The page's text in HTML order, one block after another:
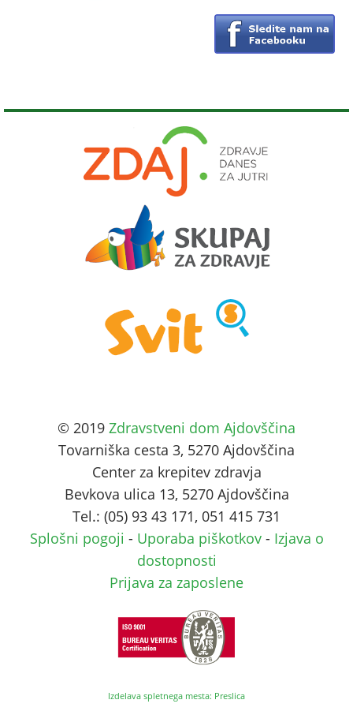
© 2019 Zdravstveni dom Ajdovščina
Tovarniška cesta 3, 5270 Ajdovščina
Center za krepitev zdravja
Bevkova ulica 13, 5270 Ajdovščina
Tel.: (05) 93 43 171, 051 415 731
Splošni pogoji - Uporaba piškotkov- Izjava o
dostopnosti
Prijava za zaposlene
Izdelava spletnega mesta: Preslica